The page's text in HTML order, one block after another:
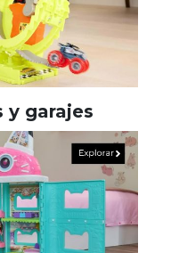
y garajes